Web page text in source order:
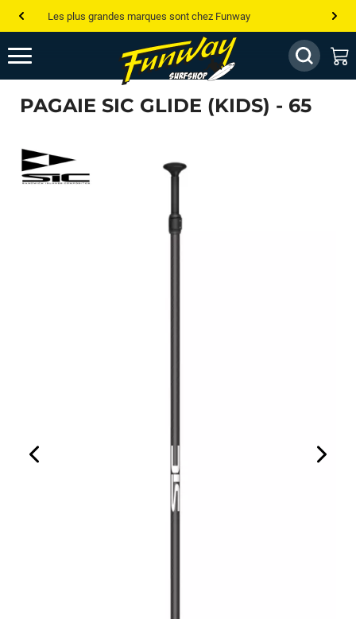
Les plus grandes marques sont chez Funway
Jusqu’à -75% de remise sur le windsurf, wingfoil, etc...
💰 Meilleur prix garanti — Moins cher ailleurs ? On s’aligne !
Besoin de conseils de pro ? Appelle nous !
PAGAIE SIC GLIDE (KIDS) - 65